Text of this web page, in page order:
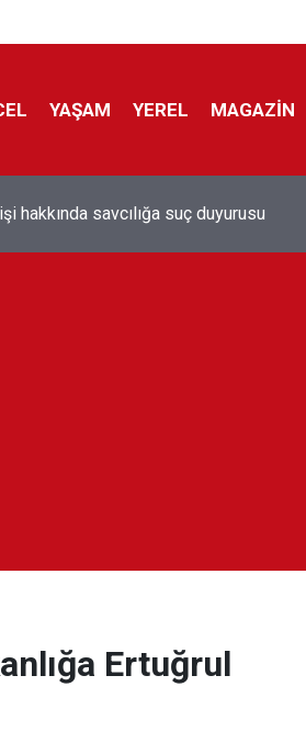
YAŞAM YEREL MAGAZİN
hakkında savcılığa suç duyurusu
Ertuğrul